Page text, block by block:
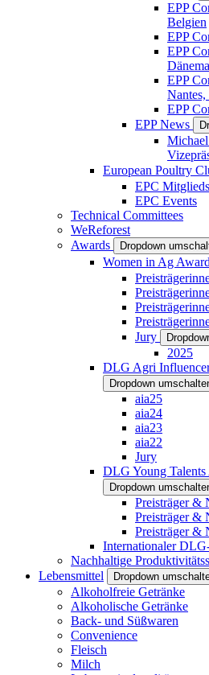
EPP
Belgien
EPP
EPP
EPP
Nantes,
EPP
EPP News
European Poultry
EPC
EPC Events
Technical Committees
WeReforest
Awards
Dropdown
Women in Ag Award
Jury
2025
DLG Agri
Dropdown
aia25
aia24
aia23
aia22
Jury
DLG Young Talents
Dropdown
Preisträger &
Preisträger &
Preisträger &
Internationaler
Nachhaltige
Lebensmittel
Dropdown
Alkoholfreie Getränke
Alkoholische Getränke
Back- und Süßwaren
Convenience
Fleisch
Milch